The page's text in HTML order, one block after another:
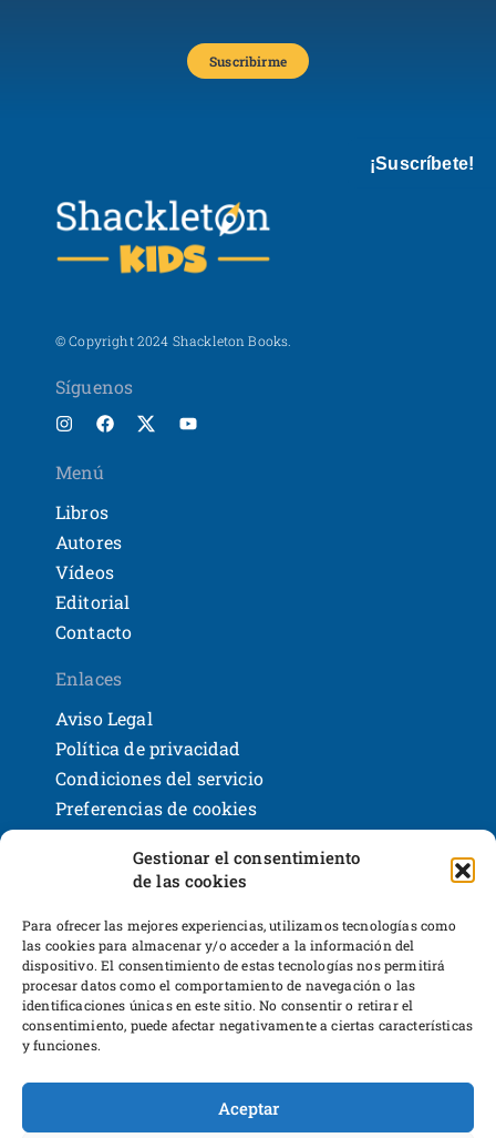
Gestionar el consentimiento
de las cookies
Para ofrecer las mejores experiencias, utilizamos tecnologías como
las cookies para almacenar y/o acceder a la información del
dispositivo. El consentimiento de estas tecnologías nos permitirá
procesar datos como el comportamiento de navegación o las
identificaciones únicas en este sitio. No consentir o retirar el
consentimiento, puede afectar negativamente a ciertas características
y funciones.
Aceptar
Suscribirme
© Copyright 2024 Shackleton Books.
Síguenos
Menú
Libros
Autores
Vídeos
Editorial
Contacto
Enlaces
Aviso Legal
Política de privacidad
Condiciones del servicio
Preferencias de cookies
Políticas de devoluciones y reembolsos
Bases legales y sorteos
Desarrollo web
del Libro y Fomento a la Lectura,
¡Suscríbete!